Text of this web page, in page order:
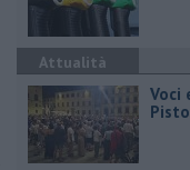
Attualità
Voci